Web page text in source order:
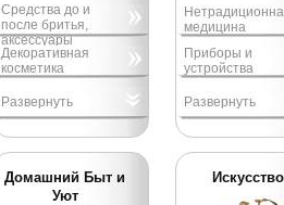
Средства до и
после бритья,
аксессуары
Декоративная
косметика
Развернуть
медицина
Приборы и
устройства
Развернуть
Домашний Быт и
Уют
Искусство